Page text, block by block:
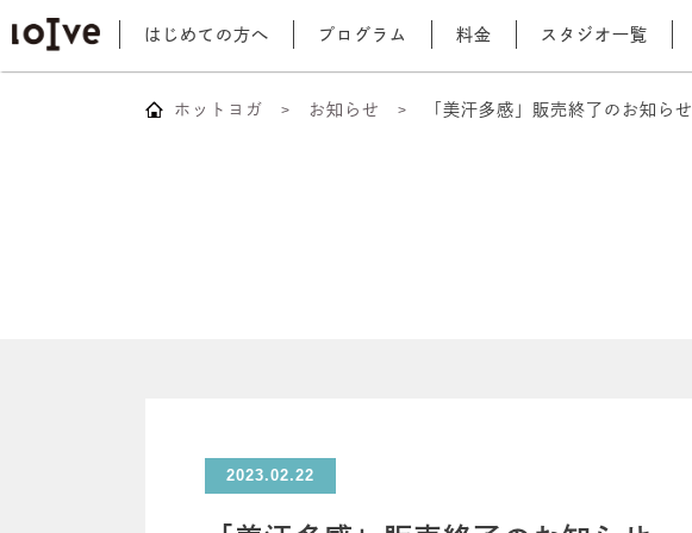
はじめての方へ プログラム 料金 スタジオ一覧
ホットヨガ お知らせ 「美汗多感」販売終了のお知らせ
2023.02.22